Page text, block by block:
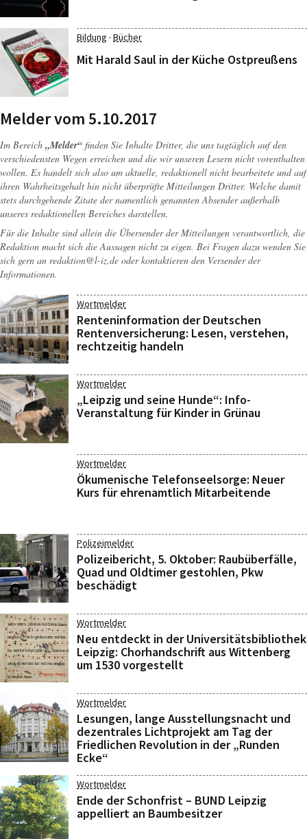
Bildung · Bücher
Mit Harald Saul in der Küche Ostpreußens
Melder vom 5.10.2017
Im Bereich „Melder“ finden Sie Inhalte Dritter, die uns tagtäglich auf den
verschiedensten Wegen erreichen und die wir unseren Lesern nicht vorenthalten
wollen. Es handelt sich also um aktuelle, redaktionell nicht bearbeitete und auf
ihren Wahrheitsgehalt hin nicht überprüfte Mitteilungen Dritter. Welche damit
stets durchgehende Zitate der namentlich genannten Absender außerhalb
unseres redaktionellen Bereiches darstellen.
Für die Inhalte sind allein die Übersender der Mitteilungen verantwortlich, die
Redaktion macht sich die Aussagen nicht zu eigen. Bei Fragen dazu wenden Sie
sich gern an redaktion@l-iz.de oder kontaktieren den Versender der
Informationen.
Wortmelder
Renteninformation der Deutschen
Rentenversicherung: Lesen, verstehen,
rechtzeitig handeln
Wortmelder
„Leipzig und seine Hunde“: Info-
Veranstaltung für Kinder in Grünau
Wortmelder
Ökumenische Telefonseelsorge: Neuer
Kurs für ehrenamtlich Mitarbeitende
Polizeimelder
Polizeibericht, 5. Oktober: Raubüberfälle,
Quad und Oldtimer gestohlen, Pkw
beschädigt
Wortmelder
Neu entdeckt in der Universitätsbibliothek
Leipzig: Chorhandschrift aus Wittenberg
um 1530 vorgestellt
Wortmelder
Lesungen, lange Ausstellungsnacht und
dezentrales Lichtprojekt am Tag der
Friedlichen Revolution in der „Runden
Ecke“
Wortmelder
Ende der Schonfrist – BUND Leipzig
appelliert an Baumbesitzer